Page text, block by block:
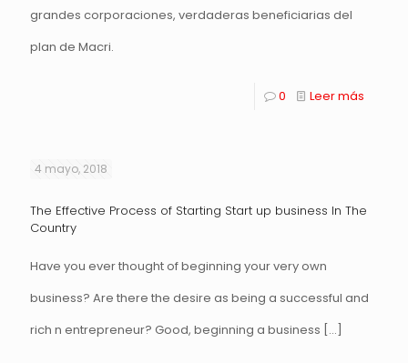
grandes corporaciones, verdaderas beneficiarias del
plan de Macri.
0 Leer más
4 mayo, 2018
The Effective Process of Starting Start up business In The
Country
Have you ever thought of beginning your very own
business? Are there the desire as being a successful and
rich n entrepreneur? Good, beginning a business […]